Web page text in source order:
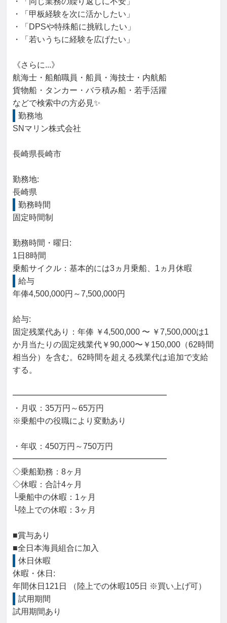
・「甲板経験を次に活かしたい」
・「DPSや特殊船に挑戦したい」
・「若いうちに経験を広げたい」
《さらに...》
航海士・船舶職員・船員・海技士・内航船
貨物船・タンカー・バラ積み船・若手活躍
などで検索中の方必見✨
勤務地
SNマリン株式会社
長崎県長崎市
勤務地:
長崎県
勤務時間
固定時間制
勤務時間・曜日:
1日8時間
乗船サイクル：基本的には3ヵ月乗船、1ヵ月休暇
給与
年俸4,500,000円～7,500,000円
給与:
固定残業代あり：年俸 ￥4,500,000 〜 ￥7,500,000は1
か月当たりの固定残業代￥90,000〜￥150,000（62時間
相当分）を含む。62時間を超える残業代は追加で支給
する。
━━━━━━━━━━━━━━━━━━━
・月収：35万円～65万円
※乗船中の役職により変動あり
・年収：450万円～750万円
━━━━━━━━━━━━━━━━━━━
◇乗船勤務：8ヶ月
◇休暇：合計4ヶ月
└乗船中の休暇：1ヶ月
└陸上での休暇：3ヶ月
■賞与あり
■全日本海員組合に加入
休日休暇
休暇・休日:
年間休日121日 （陸上での休暇105日 ※買い上げ可）
試用期間
試用期間あり